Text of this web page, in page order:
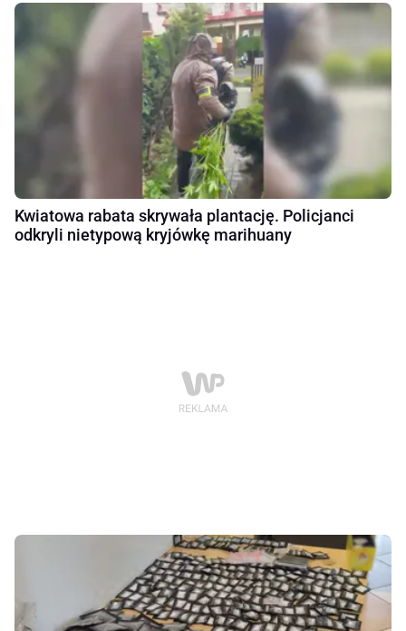
Kwiatowa rabata skrywała plantację. Policjanci
odkryli nietypową kryjówkę marihuany